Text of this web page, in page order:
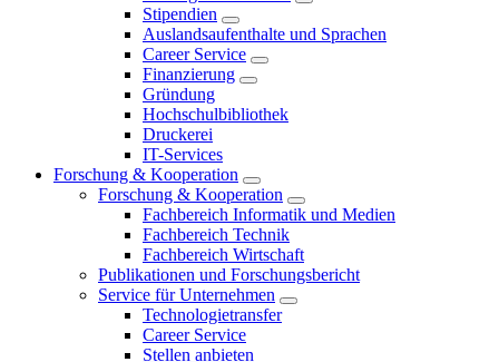
Stipendien
Auslandsaufenthalte und Sprachen
Career Service
Finanzierung
Gründung
Hochschulbibliothek
Druckerei
IT-Services
Forschung & Kooperation
Forschung & Kooperation
Fachbereich Informatik und Medien
Fachbereich Technik
Fachbereich Wirtschaft
Publikationen und Forschungsbericht
Service für Unternehmen
Technologietransfer
Career Service
Stellen anbieten